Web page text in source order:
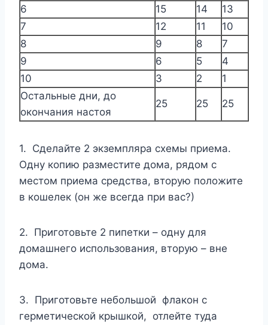
6
15 14
13
7
12 11
10
8
9 8
7
9
6 5
4
10
3 2
1
Остальные дни, до
окончания настоя
25 25 25
1. Сделайте 2 экземпляра схемы приема.
Одну копию разместите дома, рядом с
местом приема средства, вторую положите
в кошелек (он же всегда при вас?)
2. Приготовьте 2 пипетки – одну для
домашнего использования, вторую – вне
дома.
3. Приготовьте небольшой флакон с
герметической крышкой, отлейте туда